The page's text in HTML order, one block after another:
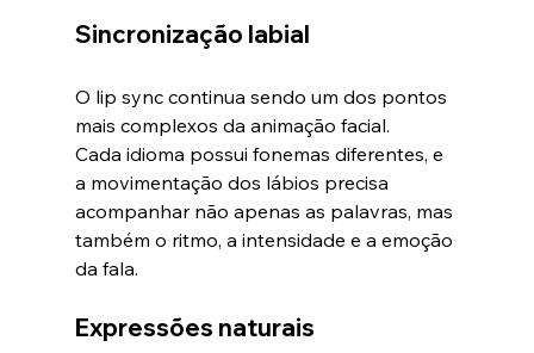
Sincronização labial
O lip sync continua sendo um dos pontos
mais complexos da animação facial.
Cada idioma possui fonemas diferentes, e
a movimentação dos lábios precisa
acompanhar não apenas as palavras, mas
também o ritmo, a intensidade e a emoção
da fala.
Expressões naturais